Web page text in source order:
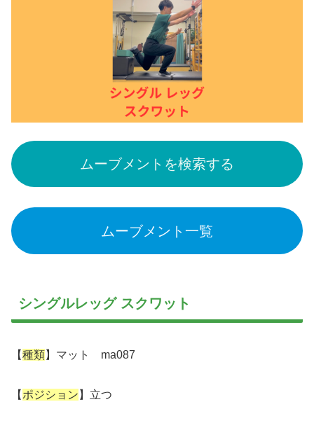
ムーブメントを検索する
ムーブメント一覧
シングルレッグ スクワット
【種類】マット ma087
【 ポジション 】立つ